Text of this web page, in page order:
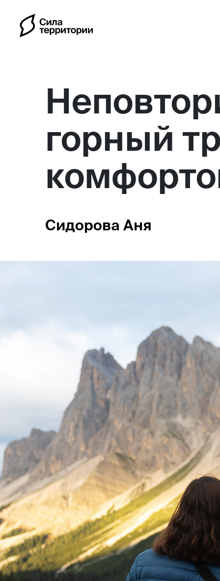
Календарь
Индивидуальные
Россия
Дневник
Магазин
Контакты
ГалереяОтзывыFAQ
горный
Сидорова Аня